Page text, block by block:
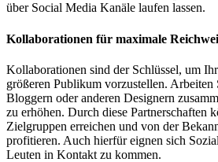
über Social Media Kanäle laufen lassen.
Kollaborationen für maximale
Kollaborationen sind der Schlüssel, um
größeren Publikum vorzustellen. Arbeiten
Bloggern oder anderen Designern
zu erhöhen. Durch diese Partnerschaften
Zielgruppen erreichen und von der
profitieren. Auch hierfür eignen sich
Leuten in Kontakt zu kommen.